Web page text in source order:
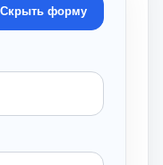
Скрыть форму